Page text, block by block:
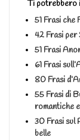
Ti potrebbero
51 Frasi che
42 Frasi per
51 Frasi
61 Frasi
80 Frasi
55 Frasi di
romantiche
30 Frasi sul
belle